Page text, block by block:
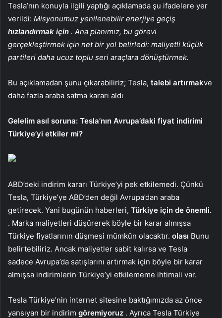
Tesla’nın konuyla ilgili yaptığı açıklamada şu ifadelere yer
verildi: Misyonumuz yenilenebilir enerjiye geçiş
hızlandırmak için . Ana planımız, bu görevi
gerçekleştirmek için net bir yol belirledi: maliyetli küçük
partileri daha ucuz toplu seri araçlara dönüştürmek.
Bu açıklamadan şunu çıkarabiliriz; Tesla, talebi artırmakve
daha fazla araba satma kararı aldı
Gelelim asıl soruna: Tesla’nın Avrupa’daki fiyat indirimi
Türkiye’yi etkiler mi?
ABD’deki indirim kararı Türkiye’yi pek etkilemedi. Çünkü
Tesla, Türkiye’ye ABD’den değil Avrupa’dan araba
getirecek. Yani bugünün haberleri, Türkiye için de önemli.
. Marka maliyetleri düşürerek böyle bir karar almışsa
Türkiye fiyatlarının düşmesi mümkün olacaktır. olası Bunu
belirtebiliriz. Ancak maliyetler sabit kalırsa ve Tesla
sadece Avrupa’da satışlarını artırmak için böyle bir karar
almışsa indirimlerin Türkiye’yi etkilememe ihtimali var.
Tesla Türkiye’nin internet sitesine baktığımızda az önce
yansıyan bir indirim göremiyoruz . Ayrıca Tesla Türkiye